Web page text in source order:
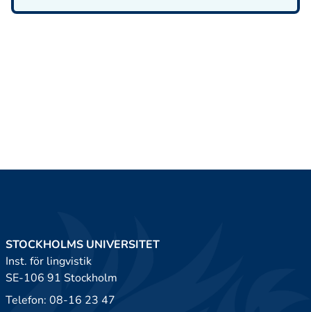
STOCKHOLMS UNIVERSITET
Inst. för lingvistik
SE-106 91 Stockholm
Telefon: 08-16 23 47